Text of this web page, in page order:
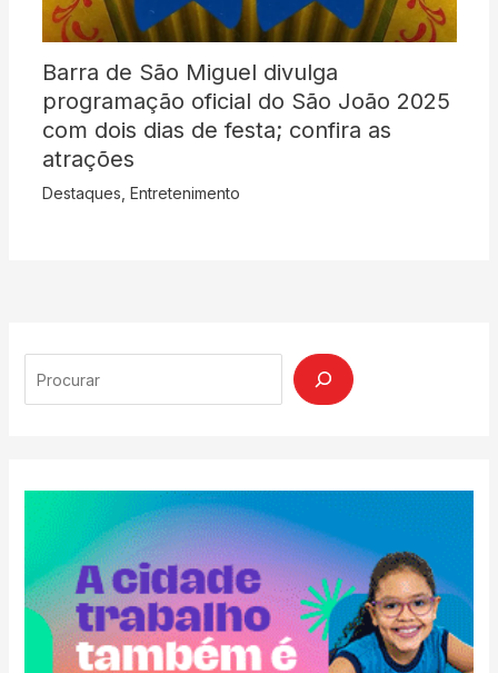
Barra de São Miguel divulga
programação oficial do São João 2025
com dois dias de festa; confira as
atrações
Destaques, Entretenimento